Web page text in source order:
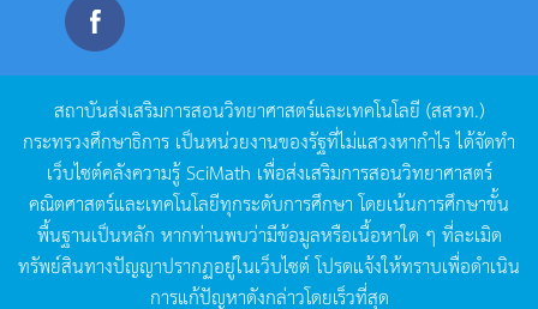
สถาบันส่งเสริมการสอนวิทยาศาสตร์และเทคโนโลยี (สสวท.)
กระทรวงศึกษาธิการ เป็นหน่วยงานของรัฐที่ไม่แสวงหากำไรได้จัดทำ
เว็บไซต์คลังความรู้SciMath เพื่อส่งเสริมการสอนวิทยาศาสตร์
คณิตศาสตร์และเทคโนโลยีทุกระดับการศึกษา โดยเน้นการศึกษาขั้น
พื้นฐานเป็นหลัก หากท่านพบว่ามีข้อมูลหรือเนื้อหาใด ๆ ที่ละเมิด
ทรัพย์สินทางปัญญาปรากฏอยู่ในเว็บไซต์โปรดแจ้งให้ทราบเพื่อดำเนิน
การแก้ปัญหาดังกล่าวโดยเร็วที่สุด